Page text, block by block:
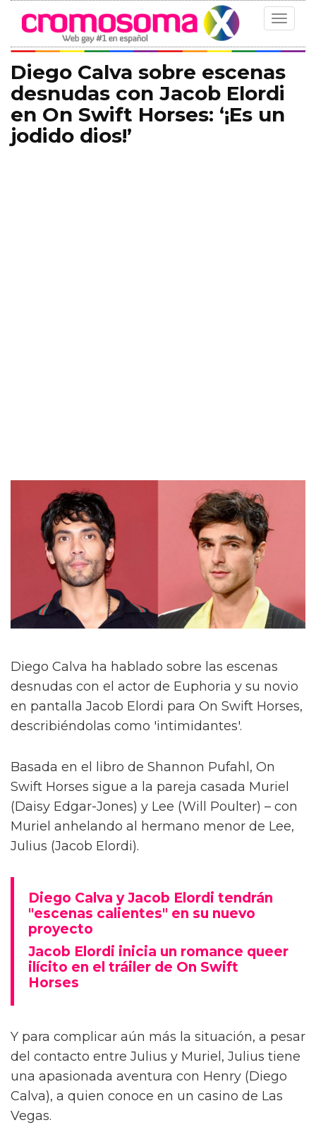
Toggle
Diego Calva sobre escenas
desnudas con Jacob Elordi
en On Swift Horses: ‘¡Es un
jodido dios!’
Diego Calva ha hablado sobre las escenas
desnudas con el actor de Euphoria y su novio
en pantalla Jacob Elordi para On Swift Horses,
describiéndolas como 'intimidantes'.
Basada en el libro de Shannon Pufahl, On
Swift Horses sigue a la pareja casada Muriel
(Daisy Edgar-Jones) y Lee (Will Poulter) – con
Muriel anhelando al hermano menor de Lee,
Julius (Jacob Elordi).
Diego Calva y Jacob Elordi tendrán
"escenas calientes" en su nuevo
proyecto
Jacob Elordi inicia un romance queer
ilícito en el tráiler de On Swift
Horses
Y para complicar aún más la situación, a pesar
del contacto entre Julius y Muriel, Julius tiene
una apasionada aventura con Henry (Diego
Calva), a quien conoce en un casino de Las
Vegas.